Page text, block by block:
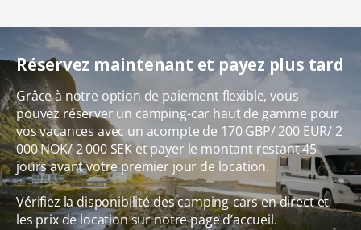
Réservez maintenant et payez plus tard
Grâce à notre option de paiement flexible, vous
pouvez réserver un camping-car haut de gamme pour
vos vacances avec un acompte de 170 GBP/ 200 EUR/ 2
000 NOK/ 2 000 SEK et payer le montant restant 45
jours avant votre premier jour de location.
Vérifiez la disponibilité des camping-cars en direct et
les prix de location sur notre page d’accueil.